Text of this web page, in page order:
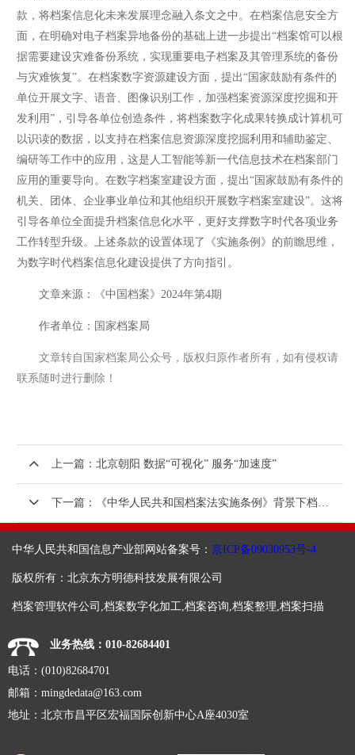
款，将档案信息化未来发展理念融入条文之中。在档案信息安全方
面，在明确对电子档案异地备份的基础上进一步提出“档案馆可以根
据需要建设灾难备份系统，实现重要电子档案及其管理系统的备份
与灾难恢复”。在档案数字资源建设方面，提出“国家鼓励有条件的
单位开展文字、语音、图像识别工作，加强档案资源深度挖掘和开
发利用”，引导各单位创造条件，将档案数字化成果转换成计算机可
以识读的数据，以支持在档案信息资源深度挖掘利用和辅助鉴定、
编研等工作中的应用，这是人工智能等新一代信息技术在档案部门
应用的重要导向。在数字档案室建设方面，提出“国家鼓励有条件的
机关、团体、企业事业单位和其他组织开展数字档案室建设”。这将
引导各单位全面提升档案信息化水平，更好支撑数字时代各项业务
工作转型升级。上述条款的设置体现了《实施条例》的前瞻思维，
为数字时代档案信息化建设提供了方向指引。
文章来源：《中国档案》2024年第4期
作者单位：国家档案局
文章转自国家档案局公众号，版权归原作者所有，如有侵权请
联系随时进行删除！
上一篇：北京朝阳 数据“可视化” 服务“加速度”
下一篇：《中华人民共和国档案法实施条例》背景下档案工作责任制建设
中华人民共和国信息产业部网站备案号： 京ICP备09030953号-4
版权所有：北京东方明德科技发展有限公司
档案管理软件公司,档案数字化加工,档案咨询,档案整理,档案扫描
业务热线：010-82684401
电话：(010)82684701
邮箱： mingdedata@163.com
地址：北京市昌平区宏福国际创新中心A座4030室